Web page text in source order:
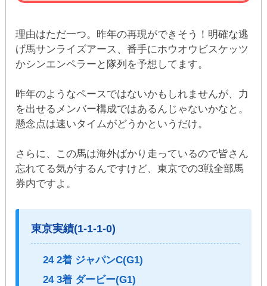
理由はただ一つ。昨年の再現ができそう！明確な逃
げ馬サンライズアース、番手にホウオウビスケッツ
かシンエンペラーと隊列を予想してます。
昨年のようなペースではないかもしれませんが、力
を出せるメンバー構成ではあるんじゃないかなと。
懸念点は速いタイムがどうかというだけ。
さらに、この馬は海外ばかり走っているので皆さん
忘れてる気がするんですけど、東京での3戦全部馬
券内ですよ。
東京実績(1-1-1-0)
24 2着 ジャパンC(G1)
24 3着 ダービー(G1)